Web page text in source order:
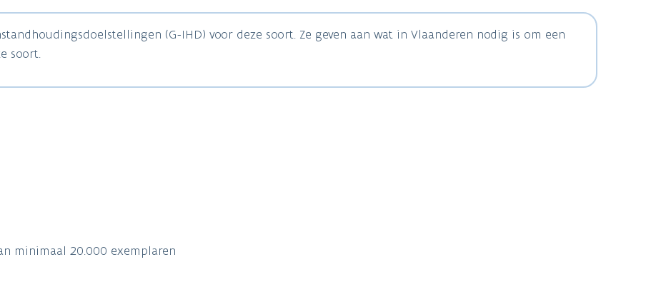
(G-IHD) voor deze soort. Ze geven aan wat in Vlaanderen nodig is om een
soort.
minimaal 20.000 exemplaren